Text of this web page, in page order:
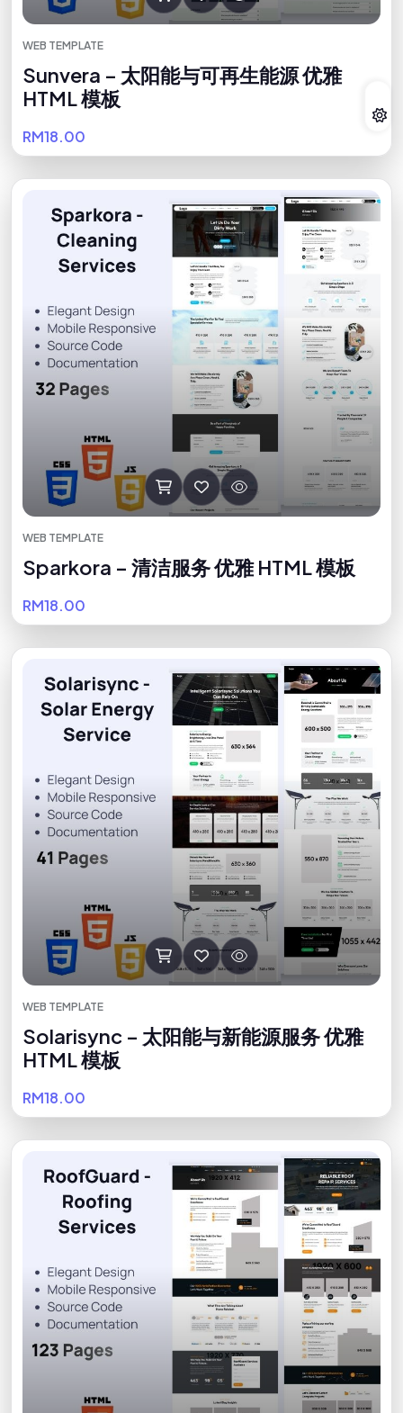
WEB TEMPLATE
Sunvera – 太阳能与可再生能源 优雅
HTML 模板
RM18.00
WEB TEMPLATE
Sparkora – 清洁服务 优雅 HTML 模板
RM18.00
WEB TEMPLATE
Solarisync – 太阳能与新能源服务 优雅
HTML 模板
RM18.00